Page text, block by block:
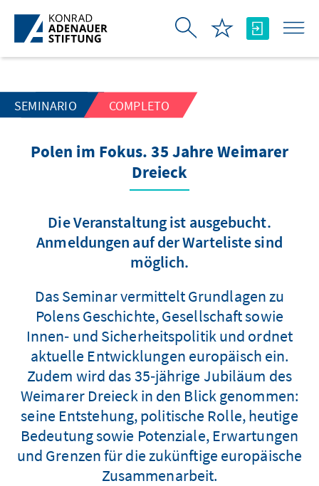
Saltar al contenido principal
SEMINARIO COMPLETO
Polen im Fokus. 35 Jahre Weimarer
Dreieck
Die Veranstaltung ist ausgebucht.
Anmeldungen auf der Warteliste sind
möglich.
Das Seminar vermittelt Grundlagen zu
Polens Geschichte, Gesellschaft sowie
Innen‑ und Sicherheitspolitik und ordnet
aktuelle Entwicklungen europäisch ein.
Zudem wird das 35‑jährige Jubiläum des
Weimarer Dreieck in den Blick genommen:
seine Entstehung, politische Rolle, heutige
Bedeutung sowie Potenziale, Erwartungen
und Grenzen für die zukünftige europäische
Zusammenarbeit.